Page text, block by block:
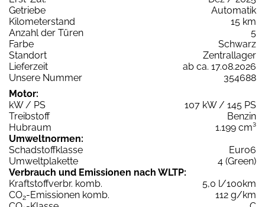
Getriebe
Automatik
Kilometerstand
15 km
Anzahl der Türen
5
Farbe
Schwarz
Standort
Zentrallager
Lieferzeit
ab ca. 17.08.2026
Unsere Nummer
354688
Motor:
kW / PS
107 kW / 145 PS
Treibstoff
Benzin
Hubraum
1.199 cm³
Umweltnormen:
Schadstoffklasse
Euro6
Umweltplakette
4 (Green)
Verbrauch und Emissionen nach WLTP:
Kraftstoffverbr. komb.
5,0 l/100km
CO2-Emissionen komb.
112 g/km